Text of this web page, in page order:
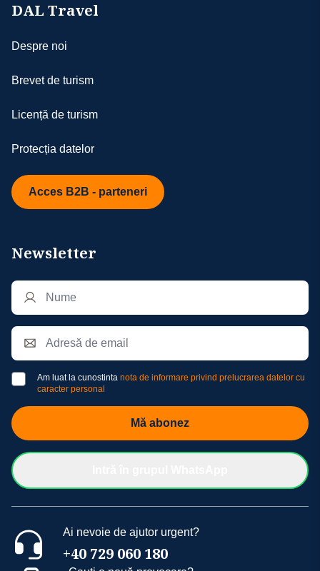
DAL Travel
Despre noi
Brevet de turism
Licență de turism
Protecția datelor
Acces B2B - parteneri
Newsletter
Am luat la cunostinta nota de informare privind prelucrarea datelor cu
caracter personal
Mă abonez
Ai nevoie de ajutor urgent?
+40 729 060 180